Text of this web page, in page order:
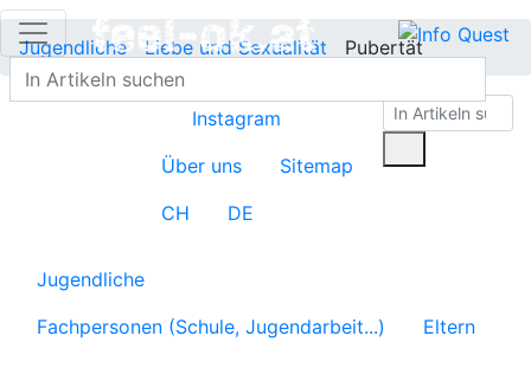
Jugendliche Liebe und Sexualität Pubertät
Instagram
Über uns
Sitemap
CH
DE
Jugendliche
Fachpersonen (Schule, Jugendarbeit...)
Eltern